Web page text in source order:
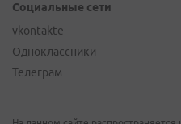
Социальные сети
vkontakte
Одноклассники
Телеграм